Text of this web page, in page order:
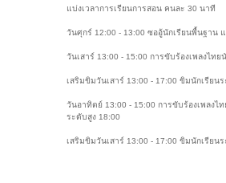
แบ่งเวลาการเรียนการสอน คนละ 30 นาที
วันศุกร์ 12:00 - 13:00 ซออู้นักเรียนพื้นฐาน
วันเสาร์ 13:00 - 15:00 การขับร้องเพลงไท
เสริมขิมวันเสาร์ 13:00 - 17:00 ขิมนักเรียน
วันอาทิตย์ 13:00 - 15:00 การขับร้องเพลงไ
ระดับสูง 18:00
เสริมขิมวันเสาร์ 13:00 - 17:00 ขิมนักเรียน